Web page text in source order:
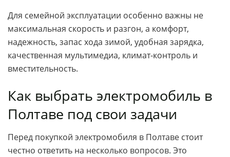
Для семейной эксплуатации особенно важны не
максимальная скорость и разгон, а комфорт,
надежность, запас хода зимой, удобная зарядка,
качественная мультимедиа, климат-контроль и
вместительность.
Как выбрать электромобиль в
Полтаве под свои задачи
Перед покупкой электромобиля в Полтаве стоит
честно ответить на несколько вопросов. Это